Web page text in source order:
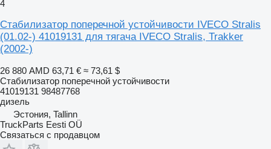
4
Стабилизатор поперечной устойчивости IVECO Stralis
(01.02-) 41019131 для тягача IVECO Stralis, Trakker
(2002-)
26 880 AMD 63,71 € ≈ 73,61 $
Стабилизатор поперечной устойчивости
41019131 98487768
дизель
Эстония, Tallinn
TruckParts Eesti OÜ
Связаться с продавцом